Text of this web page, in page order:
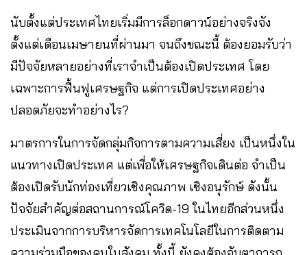
นับตั้งแต่ประเทศไทยเริ่มมีการล็อกดาวน์อย่างจริงจัง​
ตั้งแต่เดือนเมษายนที่ผ่านมา จนถึงขณะนี้ ต้องยอมรับว่า
มีปัจจัยหลายอย่างที่เราจำเป็นต้องเปิดประเทศ​ โดย
เฉพาะการฟื้นฟู​เศรษฐกิจ​ แต่การเปิดประเทศอย่าง
ปลอดภัยจะทำอย่างไร?
มาตรการในการจัดกลุ่มกิจการตามความเสี่ยง​ เป็นหนึ่งใน
แนวทางเปิดประเทศ​ แต่เพื่อให้เศรษฐกิจเดินต่อ​ จำเป็น
ต้องเปิดรับนักท่องเที่ยวเชิงคุณภาพ​ เชิงอนุรักษ์ ดังนั้น
ปัจจัยสำคัญต่อสถานการณ์โควิด-19 ในไทยอีกส่วนหนึ่ง
ประเมินจากการบริหารจัดการ​เทคโนโลยีในการติดตาม​